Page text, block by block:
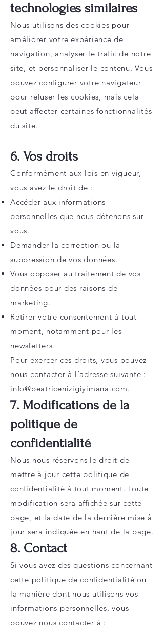
technologies similaires
Nous utilisons des cookies pour
améliorer votre expérience de
navigation, analyser le trafic de notre
site, et personnaliser le contenu. Vous
pouvez configurer votre navigateur
pour refuser les cookies, mais cela
peut affecter certaines fonctionnalités
du site.
6. Vos droits
Conformément aux lois en vigueur,
vous avez le droit de :
Accéder aux informations
personnelles que nous détenons sur
vous.
Demander la correction ou la
suppression de vos données.
Vous opposer au traitement de vos
données pour des raisons de
marketing.
Retirer votre consentement à tout
moment, notamment pour les
newsletters.
Pour exercer ces droits, vous pouvez
nous contacter à l’adresse suivante :
info@beatricenizigiyimana.com.
7. Modifications de la
politique de
confidentialité
Nous nous réservons le droit de
mettre à jour cette politique de
confidentialité à tout moment. Toute
modification sera affichée sur cette
page, et la date de la dernière mise à
jour sera indiquée en haut de la page.
8. Contact
Si vous avez des questions concernant
cette politique de confidentialité ou
la manière dont nous utilisons vos
informations personnelles, vous
pouvez nous contacter à :